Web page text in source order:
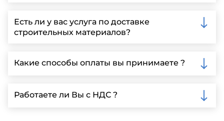
запрос через нашу официальную почту или
заполнить форму на нашем сайте для более
детальной информации и организации встречи.
Есть ли у вас услуга по доставке
строительных материалов?
Ленинградской области, у нас собственный
автопарк, для обеспечения быстрой и надежной
Какие способы оплаты вы принимаете ?
включая наличные, банковские переводы,
кредитные карты. Подробную информацию о
Работаете ли Вы с НДС ?